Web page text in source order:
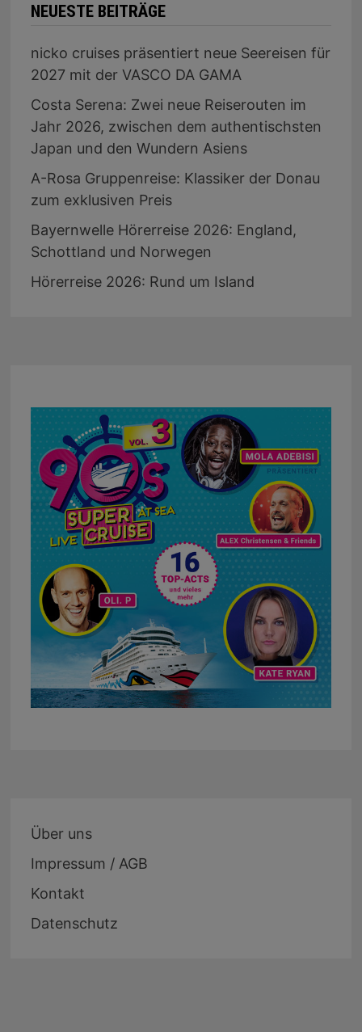
NEUESTE BEITRÄGE
nicko cruises präsentiert neue Seereisen für
2027 mit der VASCO DA GAMA
Costa Serena: Zwei neue Reiserouten im
Jahr 2026, zwischen dem authentischsten
Japan und den Wundern Asiens
A-Rosa Gruppenreise: Klassiker der Donau
zum exklusiven Preis
Bayernwelle Hörerreise 2026: England,
Schottland und Norwegen
Hörerreise 2026: Rund um Island
Über uns
Impressum / AGB
Kontakt
Datenschutz